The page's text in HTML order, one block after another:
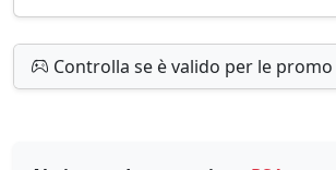
Controlla se è valido per le